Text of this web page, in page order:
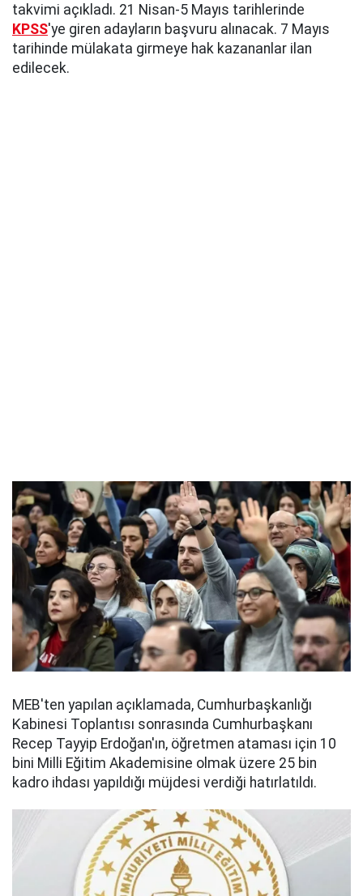
takvimi açıkladı. 21 Nisan-5 Mayıs tarihlerinde
KPSS'ye giren adayların başvuru alınacak. 7 Mayıs
tarihinde mülakata girmeye hak kazananlar ilan
edilecek.
MEB'ten yapılan açıklamada, Cumhurbaşkanlığı
Kabinesi Toplantısı sonrasında Cumhurbaşkanı
Recep Tayyip Erdoğan'ın, öğretmen ataması için 10
bini Milli Eğitim Akademisine olmak üzere 25 bin
kadro ihdası yapıldığı müjdesi verdiği hatırlatıldı.